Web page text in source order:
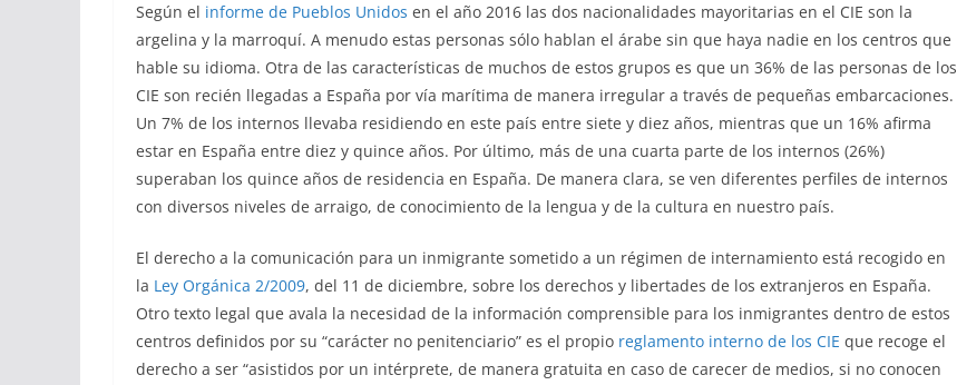
Según el informe de Pueblos Unidos en el año 2016 las dos nacionalidades mayoritarias en el CIE son la
argelina y la marroquí. A menudo estas personas sólo hablan el árabe sin que haya nadie en los centros que
hable su idioma. Otra de las características de muchos de estos grupos es que un 36% de las personas de los
CIE son recién llegadas a España por vía marítima de manera irregular a través de pequeñas embarcaciones.
Un 7% de los internos llevaba residiendo en este país entre siete y diez años, mientras que un 16% afirma
estar en España entre diez y quince años. Por último, más de una cuarta parte de los internos (26%)
superaban los quince años de residencia en España. De manera clara, se ven diferentes perfiles de internos
con diversos niveles de arraigo, de conocimiento de la lengua y de la cultura en nuestro país.
El derecho a la comunicación para un inmigrante sometido a un régimen de internamiento está recogido en
la Ley Orgánica 2/2009, del 11 de diciembre, sobre los derechos y libertades de los extranjeros en España.
Otro texto legal que avala la necesidad de la información comprensible para los inmigrantes dentro de estos
centros definidos por su “carácter no penitenciario” es el propio reglamento interno de los CIE que recoge el
derecho a ser “asistidos por un intérprete, de manera gratuita en caso de carecer de medios, si no conocen